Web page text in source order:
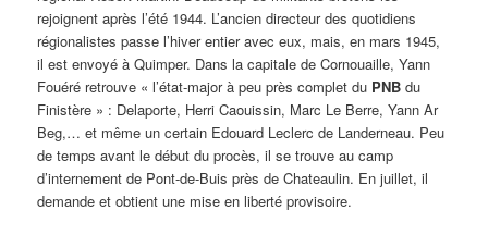
rejoignent après l’été 1944. L’ancien directeur des quotidiens
régionalistes passe l’hiver entier avec eux, mais, en mars 1945,
il est envoyé à Quimper. Dans la capitale de Cornouaille, Yann
Fouéré retrouve « l’état-major à peu près complet du PNBdu
Finistère » : Delaporte, Herri Caouissin, Marc Le Berre, Yann Ar
Beg,… et même un certain Edouard Leclerc de Landerneau. Peu
de temps avant le début du procès, il se trouve au camp
d’internement de Pont-de-Buis près de Chateaulin. En juillet, il
demande et obtient une mise en liberté provisoire.